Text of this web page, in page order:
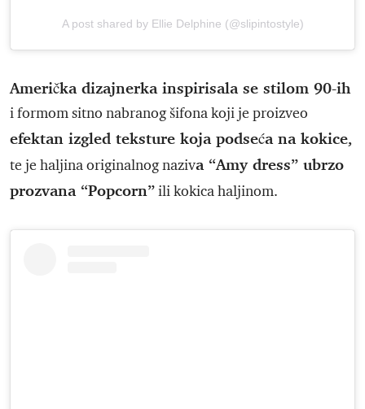
A post shared by Ellie Delphine (@slipintostyle)
Američka dizajnerka inspirisala se stilom 90-ih
i formom sitno nabranog šifona koji je proizveo
efektan izgled teksture koja podseća na kokice,
te je haljina originalnog naziva “Amy dress” ubrzo
prozvana “Popcorn”ili kokica haljinom.